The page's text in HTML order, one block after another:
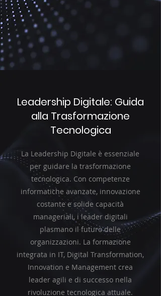
Leadership Digitale: Guida
alla Trasformazione
Tecnologica
La Leadership Digitale è essenziale
per guidare la trasformazione
tecnologica. Con competenze
informatiche avanzate, innovazione
costante e solide capacità
manageriali, i leader digitali
plasmano il futuro delle
organizzazioni. La formazione
integrata in IT, Digital Transformation,
Innovation e Management crea
leader agili e di successo nella
rivoluzione tecnologica attuale.